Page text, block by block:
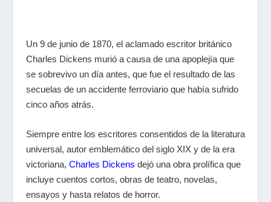
Un 9 de junio de 1870, el aclamado escritor británico
Charles Dickens murió a causa de una apoplejía que
se sobrevivo un día antes, que fue el resultado de las
secuelas de un accidente ferroviario que había sufrido
cinco años atrás.
Siempre entre los escritores consentidos de la literatura
universal, autor emblemático del siglo XIX y de la era
victoriana, Charles Dickens dejó una obra prolífica que
incluye cuentos cortos, obras de teatro, novelas,
ensayos y hasta relatos de horror.